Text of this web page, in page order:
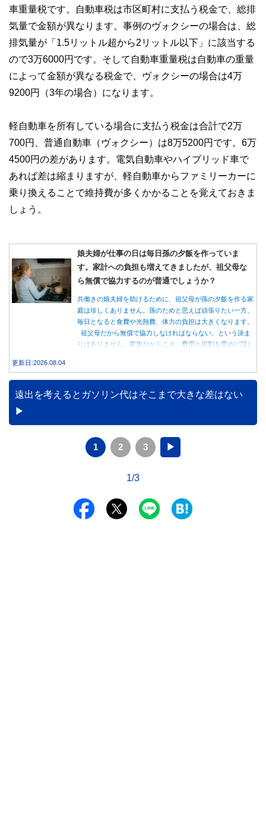
車重量税です。自動車税は市区町村に支払う税金で、総排
気量で金額が異なります。事例のヴォクシーの場合は、総
排気量が「1.5リットル超から2リットル以下」に該当する
ので3万6000円です。そして自動車重量税は自動車の重量
によって金額が異なる税金で、ヴォクシーの場合は4万
9200円（3年の場合）になります。
軽自動車を所有している場合に支払う税金は合計で2万
700円、普通自動車（ヴォクシー）は8万5200円です。6万
4500円の差があります。電気自動車やハイブリッド車で
あれば差は縮まりますが、軽自動車からファミリーカーに
乗り換えることで維持費が多くかかることを覚えておきま
しょう。
娘夫婦が仕事の日は毎日孫の夕飯を作っていま
す。家計への負担も増えてきましたが、祖父母な
ら無償で協力するのが普通でしょうか？
共働きの娘夫婦を助けるために、祖父母が孫の夕飯を作る家
庭は珍しくありません。孫のためと思えば頑張りたい一方、
毎日となると食費や光熱費、体力の負担は大きくなります。
祖父母だから無償で協力しなければならない、という決ま
りはありません。家族だからこそ、費用と役割を早めに話し
更新日:2026.08.04
遠出を考えるとガソリン代はそこまで大きな差はない
1 2 3 ▶
1/3